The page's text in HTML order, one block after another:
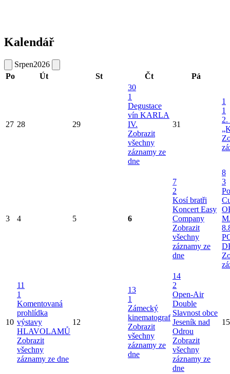
Kalendář
Srpen2026
Po
Út St Čt Pá
27 28 29
30
1
Degustace
vín KARLA
IV.
Zobrazit
všechny
záznamy ze
dne
31
1
1
2.
3 4 5 6
7
2
Kosí bratři
Koncert Easy
Company
Zobrazit
všechny
záznamy ze
dne
8
3
10
11
1
Komentovaná
prohlídka
výstavy
HLAVOLAMŮ
Zobrazit
všechny
záznamy ze dne
12
13
1
Zámecký
kinematograf
Zobrazit
všechny
záznamy ze
dne
14
2
Open-Air
Double
Slavnost obce
Jeseník nad
Odrou
Zobrazit
všechny
záznamy ze
dne
15